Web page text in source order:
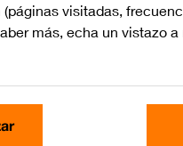
visitadas,
más, echa un vistazo a